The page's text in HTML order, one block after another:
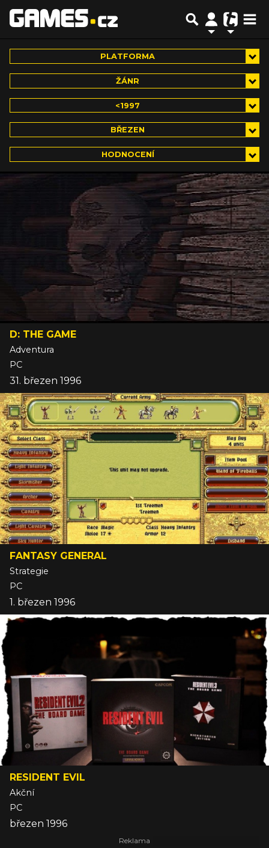
PLATFORMA
ŽÁNR
<1997
BŘEZEN
HODNOCENÍ
D: THE GAME
Adventura
PC
31. březen 1996
FANTASY GENERAL
Strategie
PC
1. březen 1996
RESIDENT EVIL
Akční
PC
březen 1996